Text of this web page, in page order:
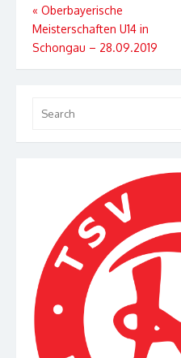
Beitragsnavigation
« Oberbayerische
Meisterschaften U14 in
Schongau – 28.09.2019
for: